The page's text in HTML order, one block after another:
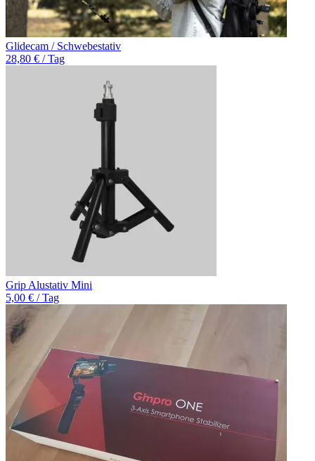
Glidecam / Schwebestativ
28,80 € / Tag
Grip Alustativ Mini
5,00 € / Tag